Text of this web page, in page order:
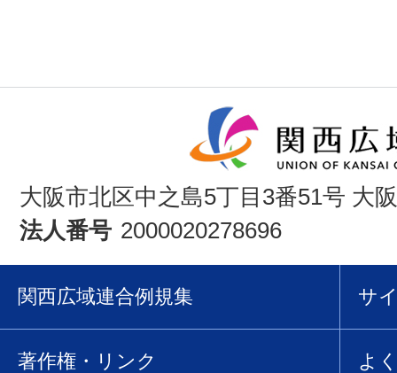
大阪市北区中之島5丁目3番51号 大
法人番号 2000020278696
関西広域連合例規集 サ
著作権・リンク よ